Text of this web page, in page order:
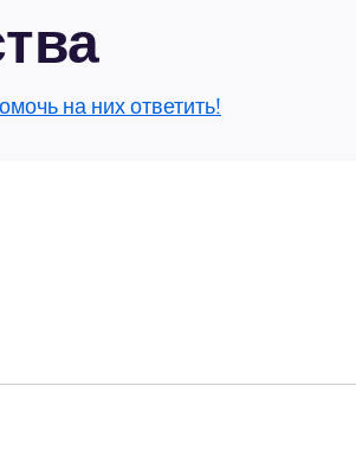
на них ответить!